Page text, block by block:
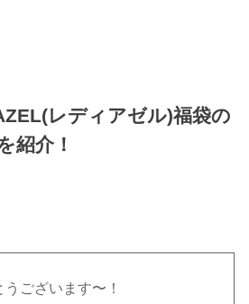
レディアゼル)福袋の
紹介！
ございます〜！